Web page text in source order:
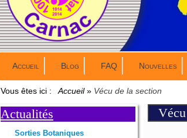
Accueil Blog FAQ Nouvelles
Vous êtes ici : Accueil» Vécu de la section
Actualités
Sorties Botaniques